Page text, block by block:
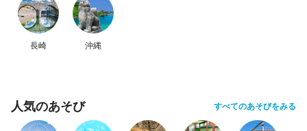
長崎 沖縄
人気のあそび すべてのあそびをみる